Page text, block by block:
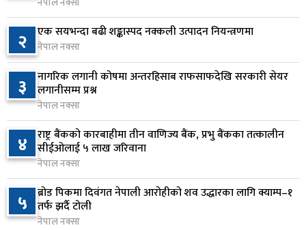
४ घण्टा अघि
७
जन्मसिद्ध नागरिकता कडा बनाउने ट्रम्पको नयाँ प्रयास, दुई
कार्यकारी आदेश जारी
४ घण्टा अघि
८ राप्रपाको निर्णय: बागमती प्रदेश सरकारमा सहभागी नहुने
४ घण्टा अघि
९
२५० रुपैयाँको सामान किन्दा कञ्चनपुरका उपभोक्ताले
जिते १० लाख
४ घण्टा अघि
२ एक सयभन्दा बढी शङ्कास्पद नक्कली उत्पादन नियन्त्रणमा
नेपाल नक्सा
३ नागरिक लगानी कोषमा अन्तरहिसाब राफसाफदेखि सरकारी सेयर
लगानीसम्म प्रश्न
नेपाल नक्सा
४ राष्ट्र बैंकको कारबाहीमा तीन वाणिज्य बैंक, प्रभु बैंकका तत्कालीन
सीईओलाई ५ लाख जरिवाना
नेपाल नक्सा
५ ब्रोड पिकमा दिवंगत नेपाली आरोहीको शव उद्धारका लागि क्याम्प–१
तर्फ झर्दै टोली
नेपाल नक्सा